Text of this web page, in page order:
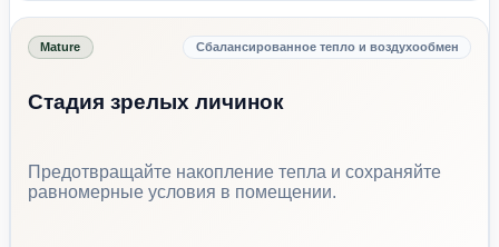
Mature Сбалансированное тепло и воздухообмен
Стадия зрелых личинок
Предотвращайте накопление тепла и сохраняйте
равномерные условия в помещении.